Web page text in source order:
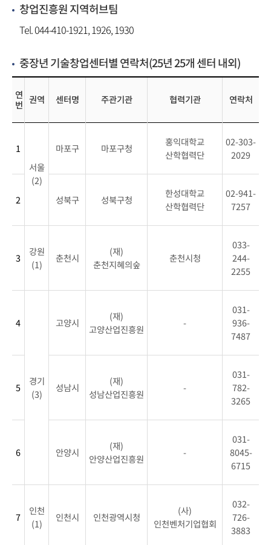
창업진흥원 지역허브팀
Tel. 044-410-1921, 1926, 1930
중장년 기술창업센터별 연락처(25년 25개 센터 내외)
장
기
창
정
확
하
권
센
명,
협
연
번 권역 센터명 주관기관 협력기관 연락처
1
서울
(2)
마포구 마포구청
홍익대학교
산학협력단
02-303-
2029
2 성북구 성북구청
한성대학교
산학협력단
02-941-
7257
3
강원
(1)
춘천시
(재)
춘천지혜의숲
춘천시청
033-
244-
2255
4
경기
(3)
고양시
(재)
고양산업진흥원
-
031-
936-
7487
5 성남시
(재)
성남산업진흥원
-
031-
782-
3265
6 안양시
(재)
안양산업진흥원
-
031-
8045-
6715
7
인천
(1)
인천시 인천광역시청
(사)
인천벤처기업협회
032-
726-
3883